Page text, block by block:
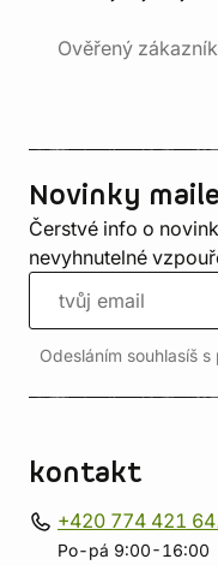
Ověřený
Novinky
Čerstvé info o
nevyhnutelné
Odesláním souhlasíš
kontakt
+420 774 421
Po-pá 9:00-16:00